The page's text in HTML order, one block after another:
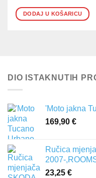
DODAJ U KOŠARICU
DIO ISTAKNUTIH
'Moto jakna
169,90 €
Ručica
2007-
23,25 €